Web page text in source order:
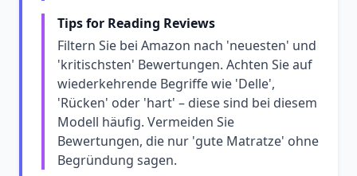
Tips for Reading Reviews
Filtern Sie bei Amazon nach 'neuesten' und
'kritischsten' Bewertungen. Achten Sie auf
wiederkehrende Begriffe wie 'Delle',
'Rücken' oder 'hart' – diese sind bei diesem
Modell häufig. Vermeiden Sie
Bewertungen, die nur 'gute Matratze' ohne
Begründung sagen.